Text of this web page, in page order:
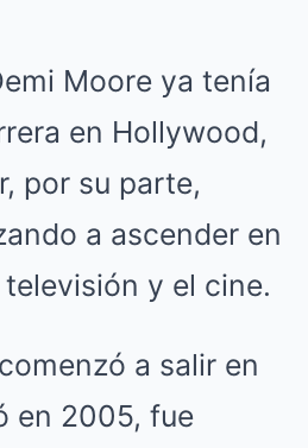
Moore ya tenía
en Hollywood,
por su parte,
a ascender en
y el cine.
a salir en
en 2005, fue